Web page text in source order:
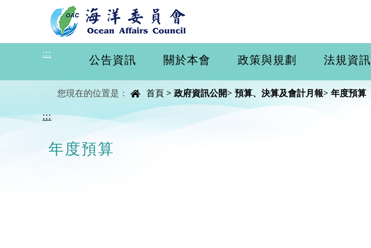
進入內容區塊
:::
公告資訊 關於本會 政策與規劃 法規資訊
您現在的位置是： 首頁 > 政府資訊公開> 預算、決算及會計月報> 年度預算
:::
年度預算
中央內容區塊